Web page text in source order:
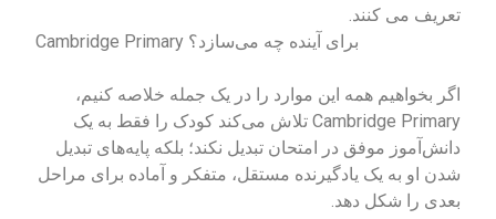
تعریف می کنند.
Cambridge Primary برای آینده چه می‌سازد؟
اگر بخواهیم همه این موارد را در یک جمله خلاصه کنیم،
Cambridge Primary تلاش می‌کند کودک را فقط به یک
دانش‌آموز موفق در امتحان تبدیل نکند؛ بلکه پایه‌های تبدیل
شدن او به یک یادگیرنده مستقل، متفکر و آماده برای مراحل
بعدی را شکل دهد.